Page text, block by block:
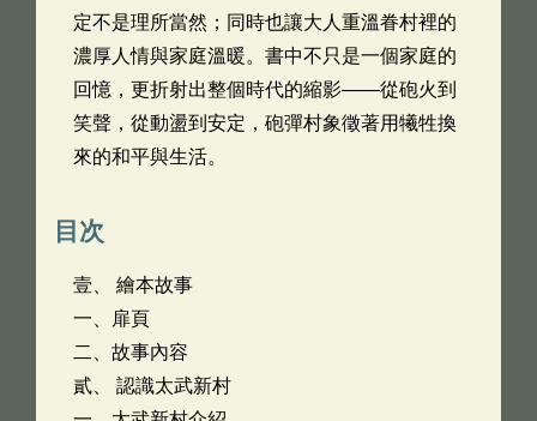
定不是理所當然；同時也讓大人重溫眷村裡的
濃厚人情與家庭溫暖。書中不只是一個家庭的
回憶，更折射出整個時代的縮影——從砲火到
笑聲，從動盪到安定，砲彈村象徵著用犧牲換
來的和平與生活。
目次
壹、 繪本故事
一、扉頁
二、故事內容
貳、 認識太武新村